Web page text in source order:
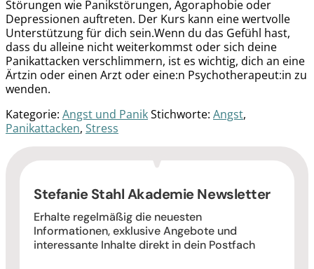
Störungen wie Panikstörungen, Agoraphobie oder
Depressionen auftreten. Der Kurs kann eine wertvolle
Unterstützung für dich sein.Wenn du das Gefühl hast,
dass du alleine nicht weiterkommst oder sich deine
Panikattacken verschlimmern, ist es wichtig, dich an eine
Ärtzin oder einen Arzt oder eine:n Psychotherapeut:in zu
wenden.
Kategorie: Angst und PanikStichworte: Angst,
Panikattacken, Stress
Stefanie Stahl Akademie Newsletter
Erhalte regelmäßig die neuesten
Informationen, exklusive Angebote und
interessante Inhalte direkt in dein Postfach